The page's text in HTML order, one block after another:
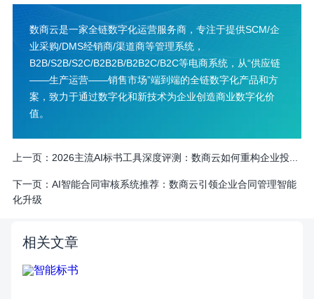
数商云是一家全链数字化运营服务商，专注于提供SCM/企
业采购/DMS经销商/渠道商等管理系统，
B2B/S2B/S2C/B2B2B/B2B2C/B2C等电商系统，从“供应链
——生产运营——销售市场”端到端的全链数字化产品和方
案，致力于通过数字化和新技术为企业创造商业数字化价
值。
上一页： 2026主流AI标书工具深度评测：数商云如何重构企业投...
下一页： AI智能合同审核系统推荐：数商云引领企业合同管理智能
化升级
相关文章